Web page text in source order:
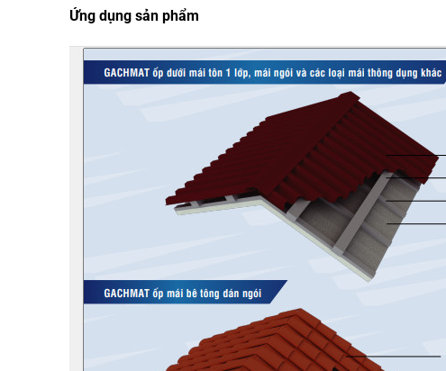
Ứng dụng sản phẩm